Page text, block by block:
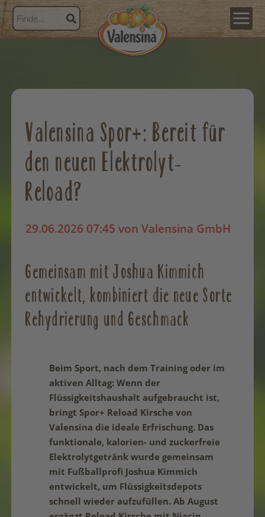
Valensina Spor+: Bereit für
den neuen Elektrolyt-
Reload?
29.06.2026 07:45 von Valensina GmbH
Gemeinsam mit Joshua Kimmich
entwickelt, kombiniert die neue Sorte
Rehydrierung und Geschmack
Beim Sport, nach dem Training oder im
aktiven Alltag: Wenn der
Flüssigkeitshaushalt aufgebraucht ist,
bringt Spor+ Reload Kirsche von
Valensina die ideale Erfrischung. Das
funktionale, kalorien- und zuckerfreie
Elektrolytgetränk wurde gemeinsam
mit Fußballprofi Joshua Kimmich
entwickelt, um Flüssigkeitsdepots
schnell wieder aufzufüllen. Ab August